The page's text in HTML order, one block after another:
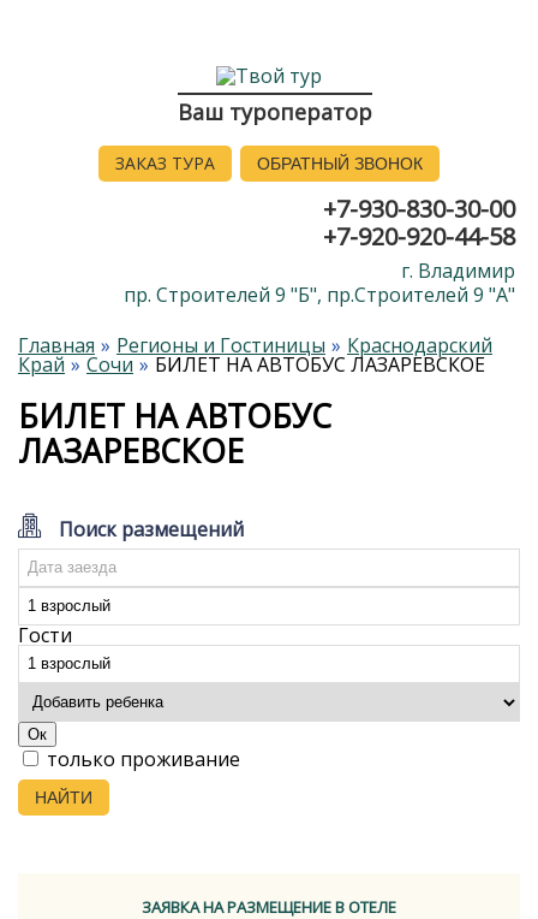
Ваш туроператор
ЗАКАЗ ТУРА ОБРАТНЫЙ ЗВОНОК
+7-930-830-30-00
+7-920-920-44-58
г. Владимир
пр. Строителей 9 "Б", пр.Строителей 9 "А"
Главная
Регионы и Гостиницы Краснодарский
Край Сочи БИЛЕТ НА АВТОБУС ЛАЗАРЕВСКОЕ
БИЛЕТ НА АВТОБУС
ЛАЗАРЕВСКОЕ
Поиск размещений
Гости
Ок
только проживание
НАЙТИ
ЗАЯВКА НА РАЗМЕЩЕНИЕ В ОТЕЛЕ